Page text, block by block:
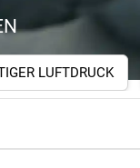
LUFTDRUCK